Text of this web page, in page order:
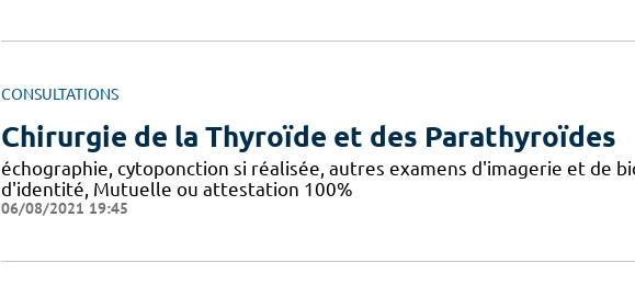
CONSULTATIONS
Chirurgie de la Thyroïde et des Parathyroïdes
échographie, cytoponction si réalisée, autres examens d'imagerie et de
d'identité, Mutuelle ou attestation 100%
06/08/2021 19:45